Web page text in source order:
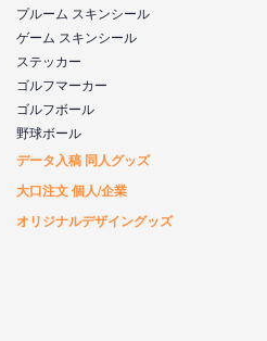
プルーム スキンシール
ゲーム スキンシール
ステッカー
ゴルフマーカー
ゴルフボール
野球ボール
データ入稿 同人グッズ
大口注文 個人/企業
オリジナルデザイングッズ